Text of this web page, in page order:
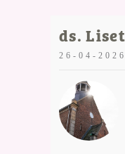
ds.
26-04-